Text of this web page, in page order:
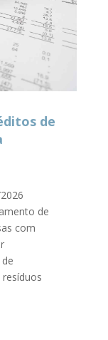
de
de
com